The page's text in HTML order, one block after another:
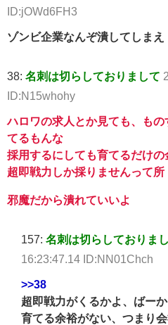
ID:jOWd6FH3
ゾンビ企業なんぞ潰してしまえ
38: 名刺は切らしておりまして
ID:N15whohy
ハロワの求人とか見ても、も
てるもんな
採用するにしても育てるだけ
超即戦力しか採りませんって所
邪魔だから潰れていいよ
157: 名刺は切らしておりま
16:23:47.14 ID:NN01Chch
>>38
超即戦力がくるかよ、ばーか
育てる余裕がない、つまり